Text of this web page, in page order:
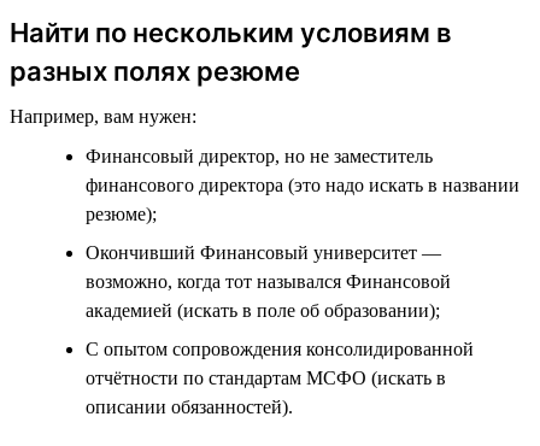
Найти по нескольким условиям в
разных полях резюме
Например, вам нужен:
Финансовый директор, но не заместитель
финансового директора (это надо искать в названии
резюме);
Окончивший Финансовый университет —
возможно, когда тот назывался Финансовой
академией (искать в поле об образовании);
С опытом сопровождения консолидированной
отчётности по стандартам МСФО (искать в
описании обязанностей).